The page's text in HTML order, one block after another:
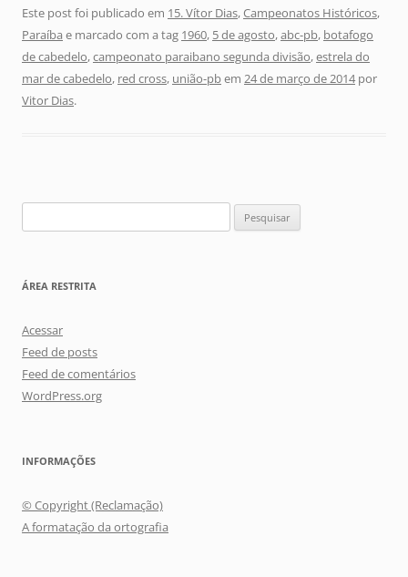
Este post foi publicado em 15. Vítor Dias,Campeonatos Históricos,
Paraíba e marcado com a tag 1960, 5 de agosto,abc-pb, botafogo
de cabedelo,campeonato paraibano segunda divisão,estrela do
mar de cabedelo, red cross, união-pbem 24 de março de 2014por
Vitor Dias.
por:
ÁREA RESTRITA
Acessar
Feed de posts
Feed de comentários
WordPress.org
INFORMAÇÕES
© Copyright (Reclamação)
A formatação da ortografia